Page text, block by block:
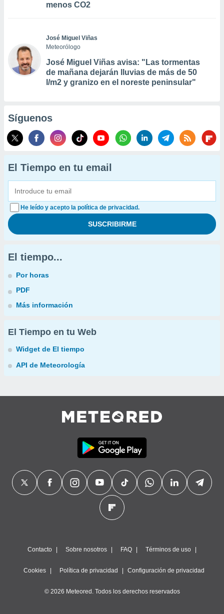
menos CO2
José Miguel Viñas
Meteorólogo
José Miguel Viñas avisa: "Las tormentas
de mañana dejarán lluvias de más de 50
l/m2 y granizo en el noreste peninsular"
Síguenos
El Tiempo en tu email
He leído y acepto la política de privacidad.
El tiempo...
Por horas
PDF
Más información
El Tiempo en tu Web
Widget de El tiempo
API de Meteorología
Contacto Sobre nosotros FAQ Términos de uso
Cookies Política de privacidad Configuración de privacidad
© 2026 Meteored. Todos los derechos reservados